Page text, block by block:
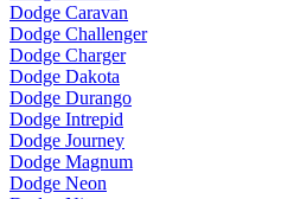
Dodge Caravan
Dodge Challenger
Dodge Charger
Dodge Dakota
Dodge Durango
Dodge Intrepid
Dodge Journey
Dodge Magnum
Dodge Neon